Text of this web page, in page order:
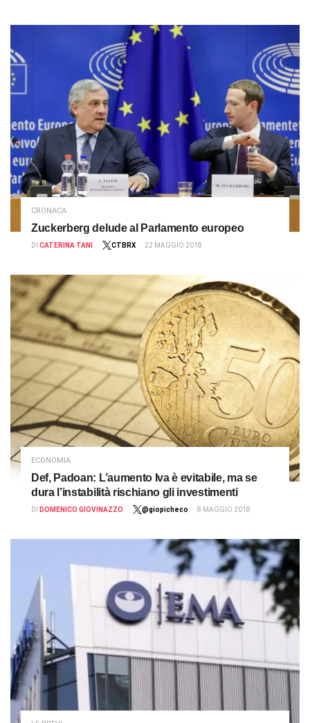
CRONACA
Zuckerberg delude al Parlamento europeo
DI CATERINA TANI CTBRX 22 MAGGIO 2018
ECONOMIA
Def, Padoan: L’aumento Iva è evitabile, ma se
dura l’instabilità rischiano gli investimenti
DI DOMENICO GIOVINAZZO @giopicheco 8 MAGGIO 2018